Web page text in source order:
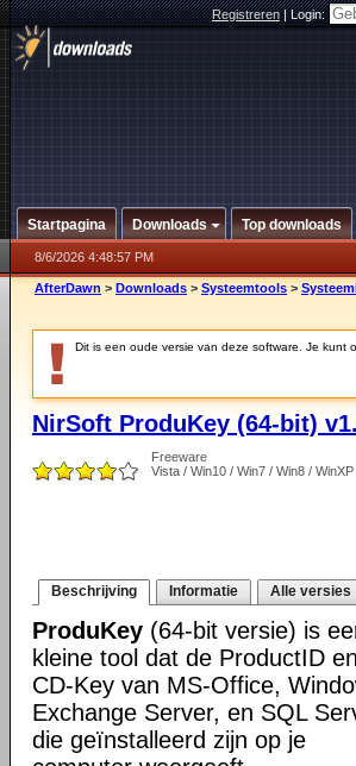
Registreren|Login:
Startpagina Downloads Top downloads
8/6/2026 4:48:57 PM
AfterDawn > Downloads > Systeemtools >
Dit is een oude versie van deze software. Je kunt
NirSoft ProduKey (64-bit)
Freeware
Vista / Win10 / Win7 / Win8 / WinXP
Beschrijving Informatie Alle versies
ProduKey (64-bit versie) is
kleine tool dat de ProductID
CD-Key van MS-Office,
Exchange Server, en SQL
die geïnstalleerd zijn op je